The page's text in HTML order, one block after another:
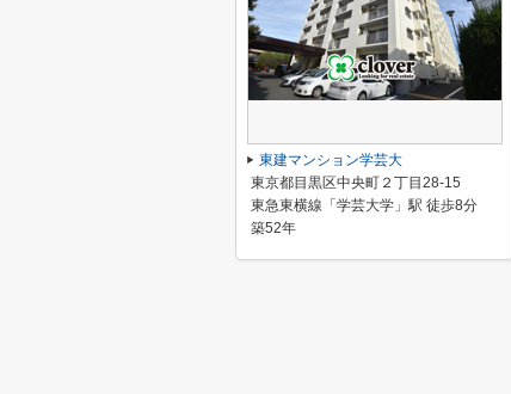
東建マンション学芸大
東京都目黒区中央町２丁目28-15
東急東横線「学芸大学」駅 徒歩8分
築52年